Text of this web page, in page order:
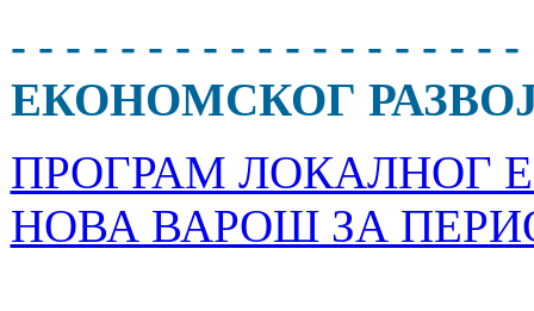
- - - - - - - - - - - - - - - - - -
ЕКОНОМСКОГ
ПРОГРАМ ЛОКАЛНОГ
НОВА ВАРОШ ЗА